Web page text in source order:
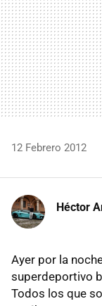
12 Febrero 2012
Héctor
Ayer por la
superdeportivo
Todos los que